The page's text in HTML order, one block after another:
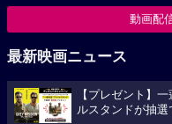
動画配
最新映画ニュース
【プレゼント】
ルスタンドが抽選